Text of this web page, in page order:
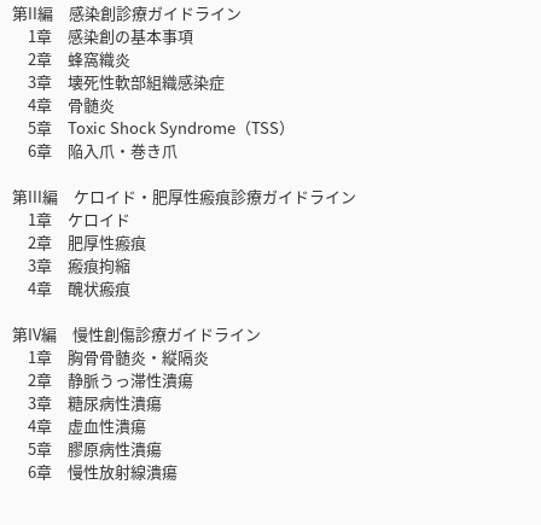
第II編 感染創診療ガイドライン
1章 感染創の基本事項
2章 蜂窩織炎
3章 壊死性軟部組織感染症
4章 骨髄炎
5章 Toxic Shock Syndrome（TSS）
6章 陥入爪・巻き爪
第III編 ケロイド・肥厚性瘢痕診療ガイドライン
1章 ケロイド
2章 肥厚性瘢痕
3章 瘢痕拘縮
4章 醜状瘢痕
第IV編 慢性創傷診療ガイドライン
1章 胸骨骨髄炎・縦隔炎
2章 静脈うっ滞性潰瘍
3章 糖尿病性潰瘍
4章 虚血性潰瘍
5章 膠原病性潰瘍
6章 慢性放射線潰瘍